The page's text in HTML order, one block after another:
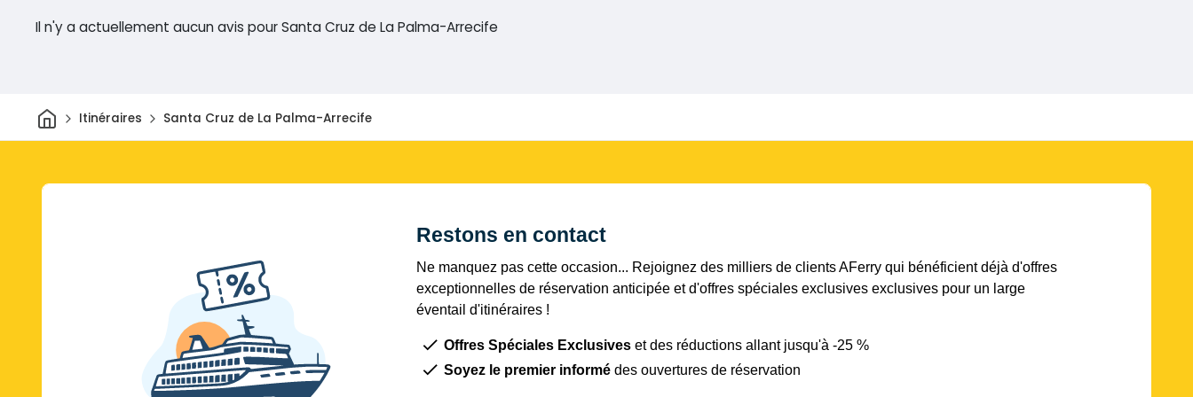
Il n'y a actuellement aucun avis pour Santa Cruz de La Palma-Arrecife
Maison
Itinéraires Santa Cruz de La Palma-Arrecife
Restons en contact
Ne manquez pas cette occasion... Rejoignez des milliers de clients AFerry qui bénéficient déjà d'offres
exceptionnelles de réservation anticipée et d'offres spéciales exclusives exclusives pour un large
éventail d'itinéraires !
Offres Spéciales Exclusives et des réductions allant jusqu'à -25 %
Soyez le premier informé des ouvertures de réservation